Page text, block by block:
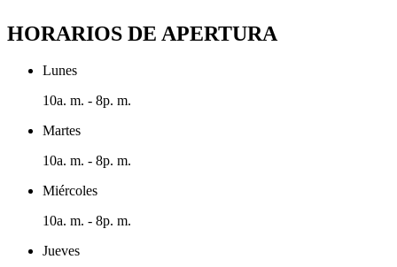
HORARIOS DE APERTURA
Lunes
10a. m. - 8p. m.
Martes
10a. m. - 8p. m.
Miércoles
10a. m. - 8p. m.
Jueves